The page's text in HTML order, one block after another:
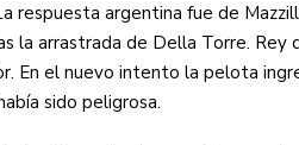
respuesta argentina fue de
la arrastrada de Della Torre.
En el nuevo intento la pelota
sido peligrosa.